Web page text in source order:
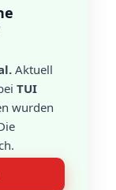
Aktuell
TUI
wurden